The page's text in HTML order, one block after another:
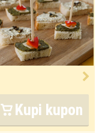
Kupi kupon